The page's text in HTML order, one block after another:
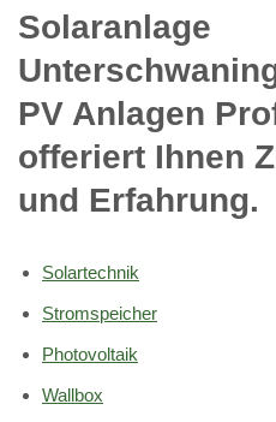
Solaranlage
PV Anlagen
offeriert Ihnen
und Erfahrung.
Solartechnik
Stromspeicher
Photovoltaik
Wallbox